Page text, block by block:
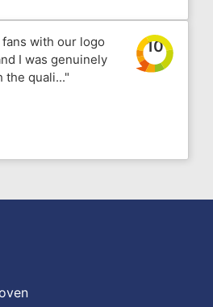
with our logo
I was genuinely
the quali..."
10